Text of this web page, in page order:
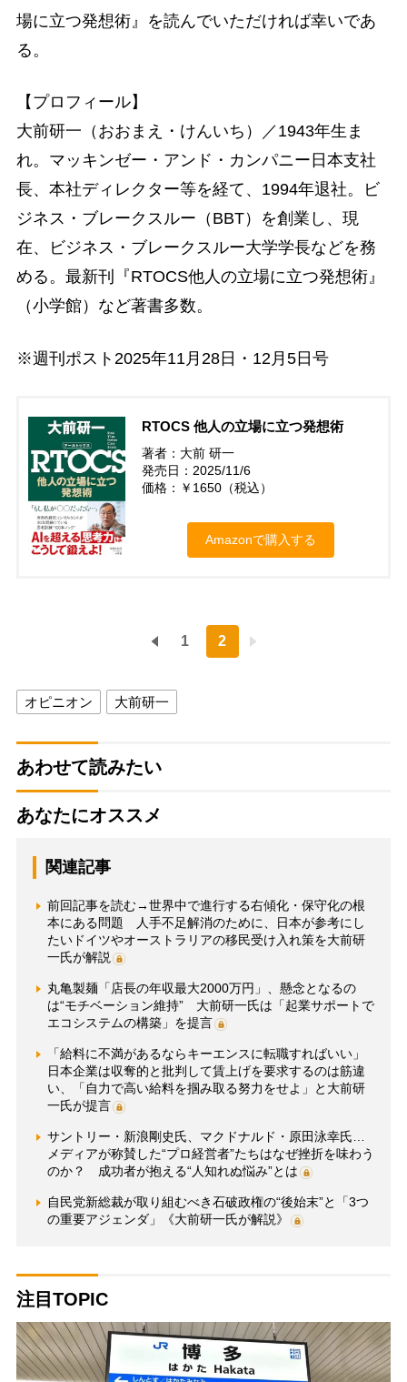
場に立つ発想術』を読んでいただければ幸いであ
る。
【プロフィール】
大前研一（おおまえ・けんいち）／1943年生ま
れ。マッキンゼー・アンド・カンパニー日本支社
長、本社ディレクター等を経て、1994年退社。ビ
ジネス・ブレークスルー（BBT）を創業し、現
在、ビジネス・ブレークスルー大学学長などを務
める。最新刊『RTOCS他人の立場に立つ発想術』
（小学館）など著書多数。
※週刊ポスト2025年11月28日・12月5日号
RTOCS 他人の立場に立つ発想術
著者：大前 研一
発売日：2025/11/6
価格：￥1650（税込）
Amazonで購入する
1 2
オピニオン 大前研一
あわせて読みたい
あなたにオススメ
関連記事
前回記事を読む→世界中で進行する右傾化・保守化の根
本にある問題 人手不足解消のために、日本が参考にし
たいドイツやオーストラリアの移民受け入れ策を大前研
一氏が解説
丸亀製麺「店長の年収最大2000万円」、懸念となるの
は“モチベーション維持” 大前研一氏は「起業サポートで
エコシステムの構築」を提言
「給料に不満があるならキーエンスに転職すればいい」
日本企業は収奪的と批判して賃上げを要求するのは筋違
い、「自力で高い給料を掴み取る努力をせよ」と大前研
一氏が提言
サントリー・新浪剛史氏、マクドナルド・原田泳幸氏…
メディアが称賛した“プロ経営者”たちはなぜ挫折を味わう
のか？ 成功者が抱える“人知れぬ悩み”とは
自民党新総裁が取り組むべき石破政権の“後始末”と「3つ
の重要アジェンダ」《大前研一氏が解説》
注目TOPIC